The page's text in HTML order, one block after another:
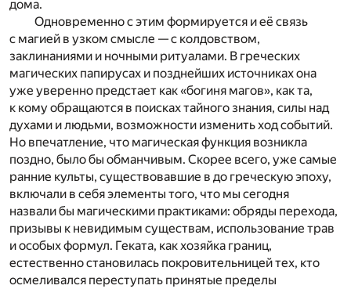
дома.
Одновременно с этим формируется и её связь
с магией в узком смысле — с колдовством,
заклинаниями и ночными ритуалами. В греческих
магических папирусах и позднейших источниках она
уже уверенно предстает как «богиня магов», как та,
к кому обращаются в поисках тайного знания, силы над
духами и людьми, возможности изменить ход событий.
Но впечатление, что магическая функция возникла
поздно, было бы обманчивым. Скорее всего, уже самые
ранние культы, существовавшие в до греческую эпоху,
включали в себя элементы того, что мы сегодня
назвали бы магическими практиками: обряды перехода,
призывы к невидимым существам, использование трав
и особых формул. Геката, как хозяйка границ,
естественно становилась покровительницей тех, кто
осмеливался переступать принятые пределы